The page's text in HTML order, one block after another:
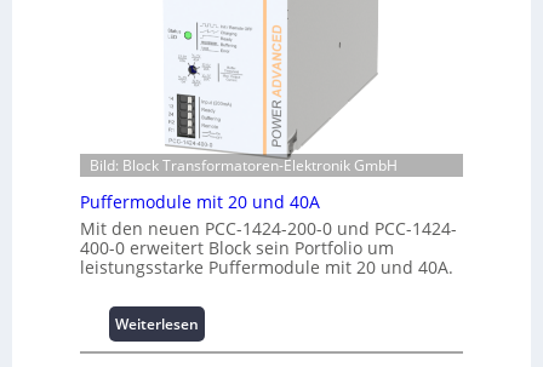
c
h
e
n
z
e
n
t
e
n
C
r
i
m
p
w
e
r
k
z
e
g
e
I
n
v
e
s
t
i
i
o
n
s
c
Bild: Block Transformatoren-Elektronik GmbH
Puffermodule mit 20 und 40A
Mit den neuen PCC-1424-200-0 und PCC-1424-
400-0 erweitert Block sein Portfolio um
leistungsstarke Puffermodule mit 20 und 40A.
Weiterlesen
P